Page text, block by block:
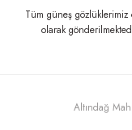
Tüm güneş gözlüklerimiz
olarak
Altındağ